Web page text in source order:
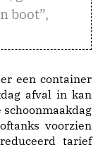
boot”,
een container
afval in kan
voorzien
tarief